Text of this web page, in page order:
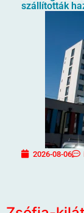
szállították
2026-08-06